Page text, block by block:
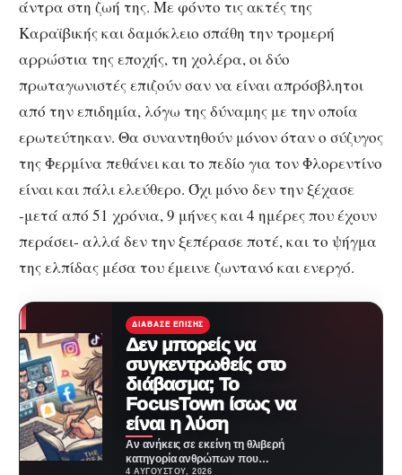
άντρα στη ζωή της. Με φόντο τις ακτές της
Καραϊβικής και δαμόκλειο σπάθη την τρομερή
αρρώστια της εποχής, τη χολέρα, οι δύο
πρωταγωνιστές επιζούν σαν να είναι απρόσβλητοι
από την επιδημία, λόγω της δύναμης με την οποία
ερωτεύτηκαν. Θα συναντηθούν μόνον όταν ο σύζυγος
της Φερμίνα πεθάνει και το πεδίο για τον Φλορεντίνο
είναι και πάλι ελεύθερο. Όχι μόνο δεν την ξέχασε
-μετά από 51 χρόνια, 9 μήνες και 4 ημέρες που έχουν
περάσει- αλλά δεν την ξεπέρασε ποτέ, και το ψήγμα
της ελπίδας μέσα του έμεινε ζωντανό και ενεργό.
ΔΙΆΒΑΣΕ ΕΠΊΣΗΣ
Δεν μπορείς να
συγκεντρωθείς στο
διάβασμα; Το
FocusTown ίσως να
είναι η λύση
Αν ανήκεις σε εκείνη τη θλιβερή
κατηγορία ανθρώπων που
4 ΑΥΓΟΎΣΤΟΥ, 2026